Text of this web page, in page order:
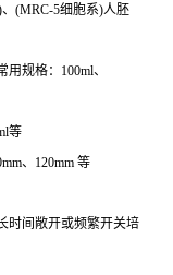
(MRC-5细胞系)人胚
规格：100ml、
等
、120mm 等
时间敞开或频繁开关培